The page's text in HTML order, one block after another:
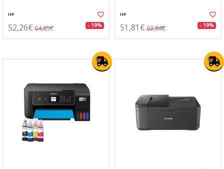
HP
52,26€ 64,85€ - 19%
HP
51,81€ 63,84€ - 19%